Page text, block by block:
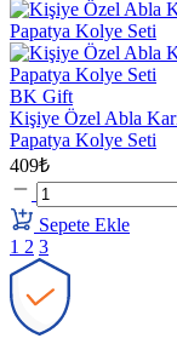
BK Gift
Kişiye Özel Abla
Papatya Kolye Seti
409₺
Sepete Ekle
1 2 3